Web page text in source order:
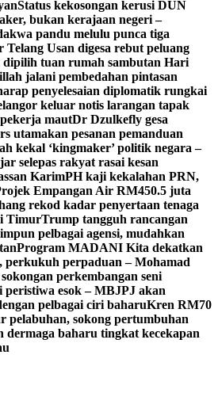
Status kekosongan kerusi DUN
bukan kerajaan negeri –
pandu melulu punca tiga
Usan digesa rebut peluang
dipilih tuan rumah sambutan Hari
jalani pembedahan pintasan
penyelesaian diplomatik rungkai
keluar notis larangan tapak
mautDr Dzulkefly gesa
utamakan pesanan pemanduan
kekal ‘kingmaker’ politik negara –
selepas rakyat rasai kesan
KarimPH kaji kekalahan PRN,
Empangan Air RM450.5 juta
rekod kadar penyertaan tenaga
TimurTrump tangguh rancangan
pelbagai agensi, mudahkan
Program MADANI Kita dekatkan
perkukuh perpaduan – Mohamad
perkembangan seni
peristiwa esok – MBJPJ akan
pelbagai ciri baharuKren RM70
sokong pertumbuhan
dermaga baharu tingkat kecekapan